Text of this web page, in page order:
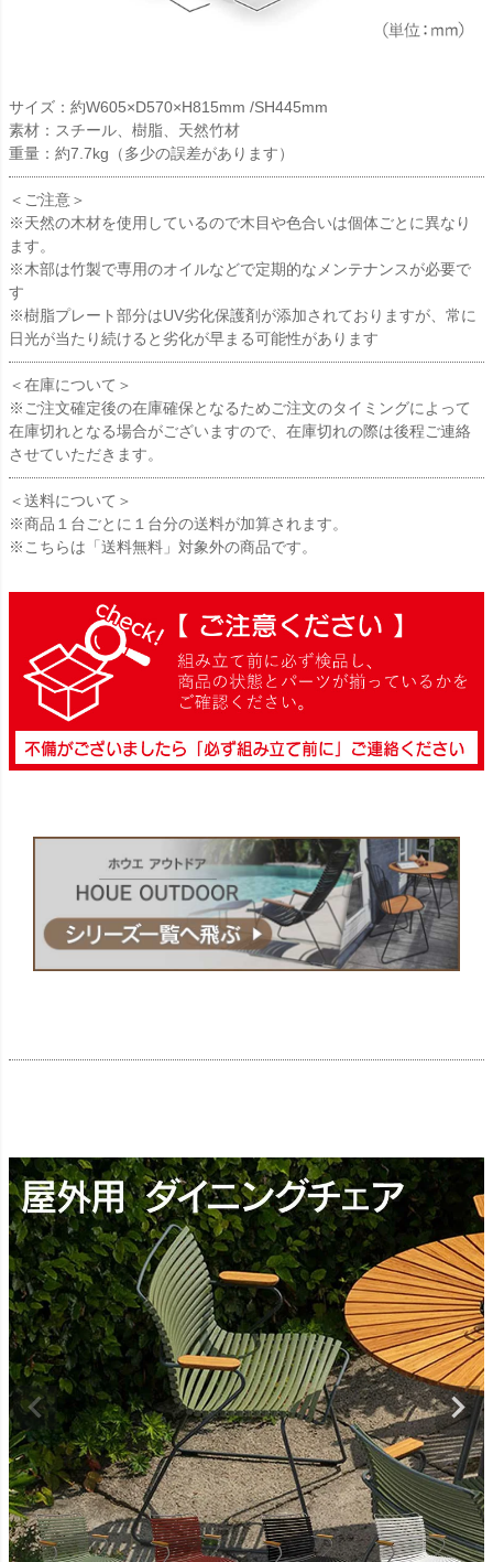
サイズ：約W605×D570×H815mm /SH445mm
素材：スチール、樹脂、天然竹材
重量：約7.7kg（多少の誤差があります）
＜ご注意＞
※天然の木材を使用しているので木目や色合いは個体ごとに異なり
ます。
※木部は竹製で専用のオイルなどで定期的なメンテナンスが必要で
す
※樹脂プレート部分はUV劣化保護剤が添加されておりますが、常に
日光が当たり続けると劣化が早まる可能性があります
＜在庫について＞
※ご注文確定後の在庫確保となるためご注文のタイミングによって
在庫切れとなる場合がございますので、在庫切れの際は後程ご連絡
させていただきます。
＜送料について＞
※商品１台ごとに１台分の送料が加算されます。
※こちらは「送料無料」対象外の商品です。